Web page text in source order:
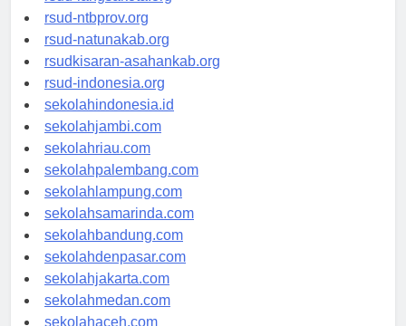
rsud-langsakota.org
rsud-ntbprov.org
rsud-natunakab.org
rsudkisaran-asahankab.org
rsud-indonesia.org
sekolahindonesia.id
sekolahjambi.com
sekolahriau.com
sekolahpalembang.com
sekolahlampung.com
sekolahsamarinda.com
sekolahbandung.com
sekolahdenpasar.com
sekolahjakarta.com
sekolahmedan.com